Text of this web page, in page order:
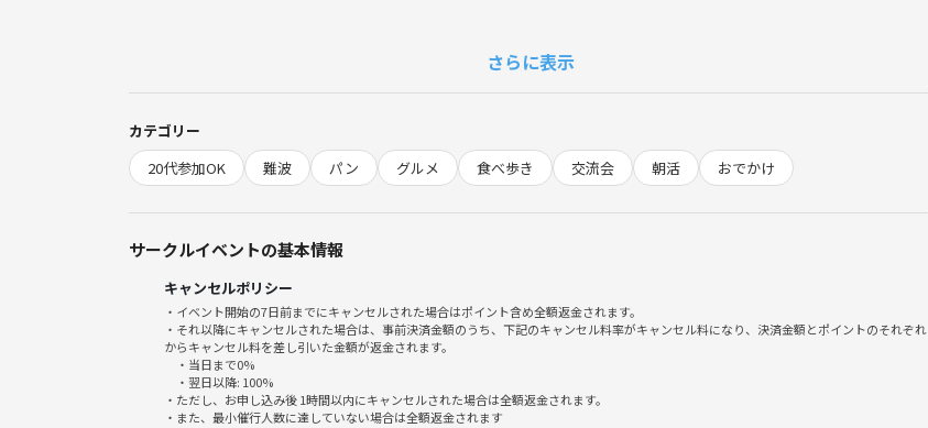
●知らない人とでも楽しめる方⭕️
ざっくり条件書いてますが楽しめる方ならどんな方でも大歓迎です🙆‍♀️
これだけは守って欲しいこと🥹🙏
ご縁を大切にしたいので、何回でも集まれる場所にしたいです✨
・初めまして同士の連絡先交換は🆖でお願いします🙏
・お話しやすいように下記の情報だけ事前に教えて欲しいです🙌
①ニックネーム
さらに表示
カテゴリー
20代参加OK
難波 パン グルメ 食べ歩き 交流会 朝活 おでかけ
サークルイベントの基本情報
キャンセルポリシー
・イベント開始の7日前までにキャンセルされた場合はポイント含め全額返金されます。
・それ以降にキャンセルされた場合は、事前決済金額のうち、下記のキャンセル料率がキャンセル料になり、決済金額とポイントのそれぞれ
からキャンセル料を差し引いた金額が返金されます。
・当日まで0%
・翌日以降: 100%
・ただし、お申し込み後 1時間以内にキャンセルされた場合は全額返金されます。
・また、最小催行人数に達していない場合は全額返金されます